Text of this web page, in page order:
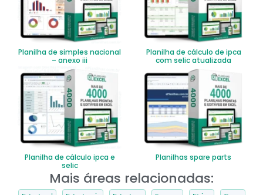
Planilha de simples nacional
– anexo iii
Planilha de cálculo de ipca
com selic atualizada
Planilha de cálculo ipca e
selic
Planilhas spare parts
Mais áreas relacionadas: